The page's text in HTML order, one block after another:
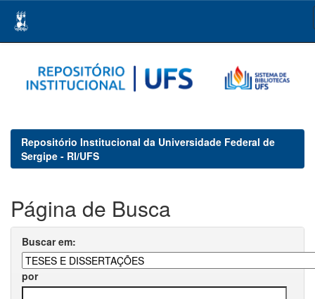
navigation
Repositório Institucional da Universidade Federal de
Sergipe - RI/UFS
Página de Busca
Buscar em:
por